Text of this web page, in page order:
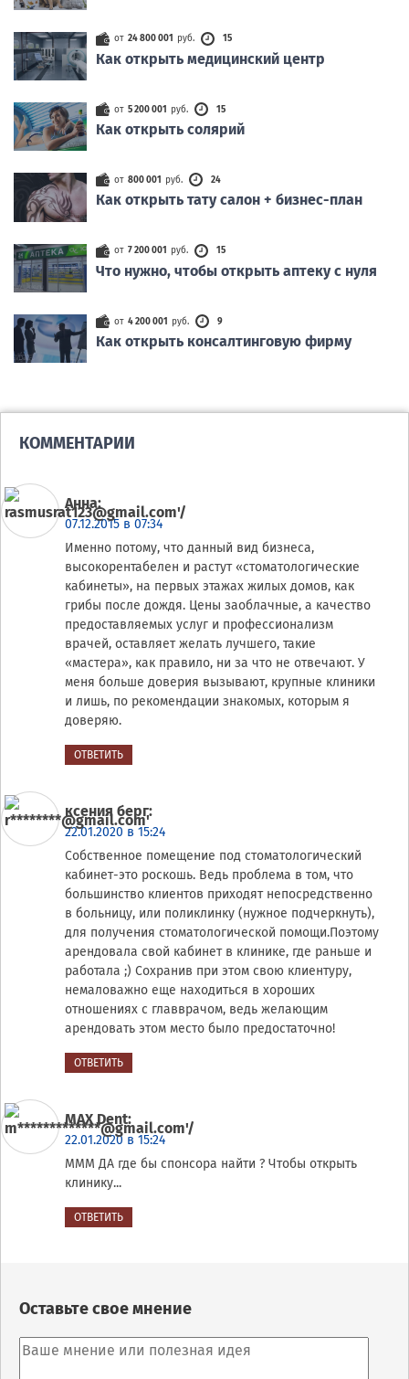
от 24 800 001 руб. 15
Как открыть медицинский центр
от 5 200 001 руб. 15
Как открыть солярий
от 800 001 руб. 24
Как открыть тату салон + бизнес-план
от 7 200 001 руб. 15
Что нужно, чтобы открыть аптеку с нуля
от 4 200 001 руб. 9
Как открыть консалтинговую фирму
КОММЕНТАРИИ
Анна:
07.12.2015 в 07:34
Именно потому, что данный вид бизнеса,
высокорентабелен и растут «стоматологические
кабинеты», на первых этажах жилых домов, как
грибы после дождя. Цены заоблачные, а качество
предоставляемых услуг и профессионализм
врачей, оставляет желать лучшего, такие
«мастера», как правило, ни за что не отвечают. У
меня больше доверия вызывают, крупные клиники
и лишь, по рекомендации знакомых, которым я
доверяю.
ОТВЕТИТЬ
ксения берг:
22.01.2020 в 15:24
Собственное помещение под стоматологический
кабинет-это роскошь. Ведь проблема в том, что
большинство клиентов приходят непосредственно
в больницу, или поликлинку (нужное подчеркнуть),
для получения стоматологической помощи.Поэтому
арендовала свой кабинет в клинике, где раньше и
работала ;) Сохранив при этом свою клиентуру,
немаловажно еще находиться в хороших
отношениях с главврачом, ведь желающим
арендовать этом место было предостаточно!
ОТВЕТИТЬ
MAX Dent:
22.01.2020 в 15:24
МММ ДА где бы спонсора найти ? Чтобы открыть
клинику...
ОТВЕТИТЬ
Оставьте свое мнение